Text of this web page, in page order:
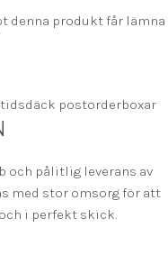
denna produkt får lämna
och pålitlig leverans av
med stor omsorg för att
i perfekt skick.